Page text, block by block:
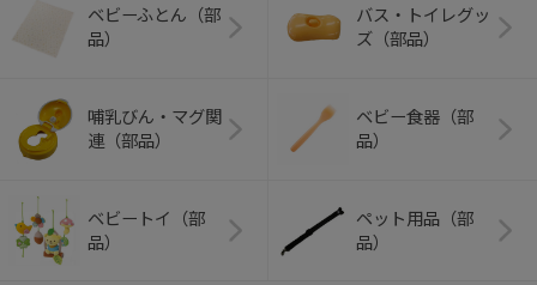
ベビーふとん（部
品）
バス・トイレグッ
ズ（部品）
哺乳びん・マグ関
連（部品）
ベビー食器（部
品）
ベビートイ（部
品）
ペット用品（部
品）